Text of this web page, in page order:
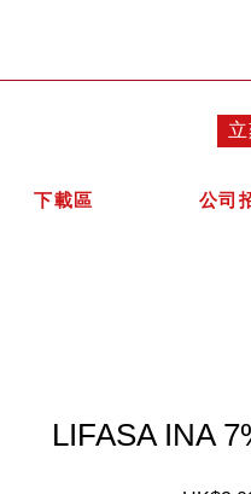
下載區 公司
LIFASA INA